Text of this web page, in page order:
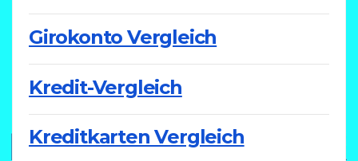
Girokonto Vergleich
Kredit-Vergleich
Kreditkarten Vergleich